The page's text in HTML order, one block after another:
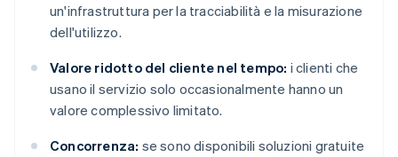
un'infrastruttura per la tracciabilità e la misurazione
dell'utilizzo.
Valore ridotto del cliente nel tempo: i clienti che
usano il servizio solo occasionalmente hanno un
valore complessivo limitato.
Concorrenza: se sono disponibili soluzioni gratuite